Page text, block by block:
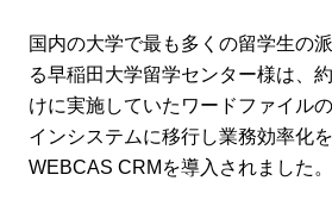
国内の大学で最も多くの留学生の
る早稲田大学留学センター様は、
けに実施していたワードファイル
インシステムに移行し業務効率化を
WEBCAS CRMを導入されました。